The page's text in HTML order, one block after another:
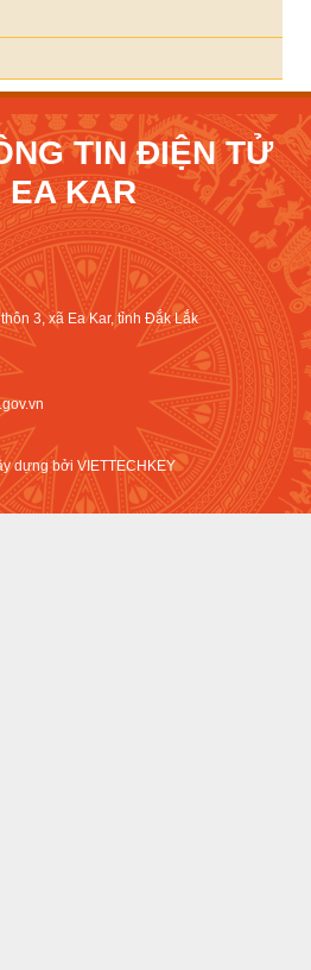
TIN ĐIỆN TỬ
EA KAR
3, xã Ea Kar, tỉnh Đắk Lắk
dựng bởi VIETTECHKEY